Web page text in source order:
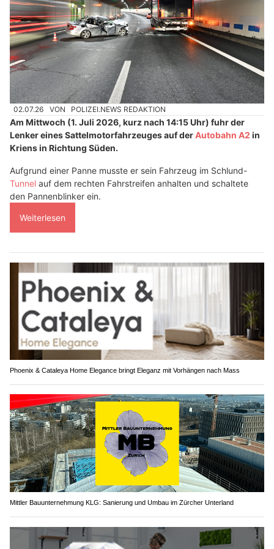
02.07.26 VON POLIZEI.NEWS REDAKTION
Am Mittwoch (1. Juli 2026, kurz nach 14:15 Uhr) fuhr der
Lenker eines Sattelmotorfahrzeuges auf derAutobahn A2 in
Kriens in Richtung Süden.
Aufgrund einer Panne musste er sein Fahrzeug im Schlund-
Tunnel auf dem rechten Fahrstreifen anhalten und schaltete
den Pannenblinker ein.
Weiterlesen
Phoenix & Cataleya Home Elegance bringt Eleganz mit Vorhängen nach Mass
Mittler Bauunternehmung KLG: Sanierung und Umbau im Zürcher Unterland